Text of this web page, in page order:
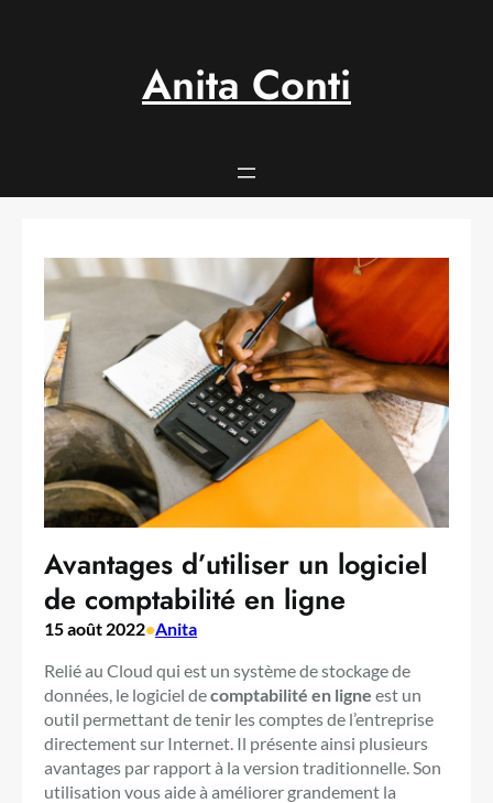
Anita Conti
Avantages d’utiliser un logiciel
de comptabilité en ligne
15 août 2022•Anita
Relié au Cloud qui est un système de stockage de
données, le logiciel decomptabilité en ligne est un
outil permettant de tenir les comptes de l’entreprise
directement sur Internet. Il présente ainsi plusieurs
avantages par rapport à la version traditionnelle. Son
utilisation vous aide à améliorer grandement la